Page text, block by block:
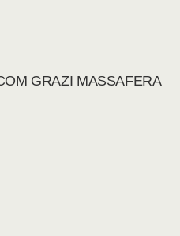
GRAZI MASSAFERA